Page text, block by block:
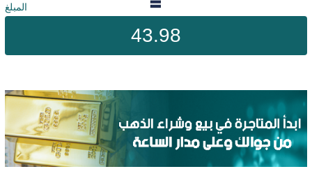
المبلغ
43.98